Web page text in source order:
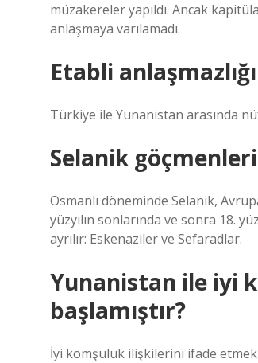
müzakereler yapıldı. Ancak
anlaşmaya varılamadı.
Etabli
Türkiye ile Yunanistan arasında
Selanik
Osmanlı döneminde Selanik,
yüzyılın sonlarında ve sonra 18.
ayrılır: Eskenaziler ve Sefaradlar.
Yunanistan ile iyi
başlamıştır?
İyi komşuluk ilişkilerini ifade etmek